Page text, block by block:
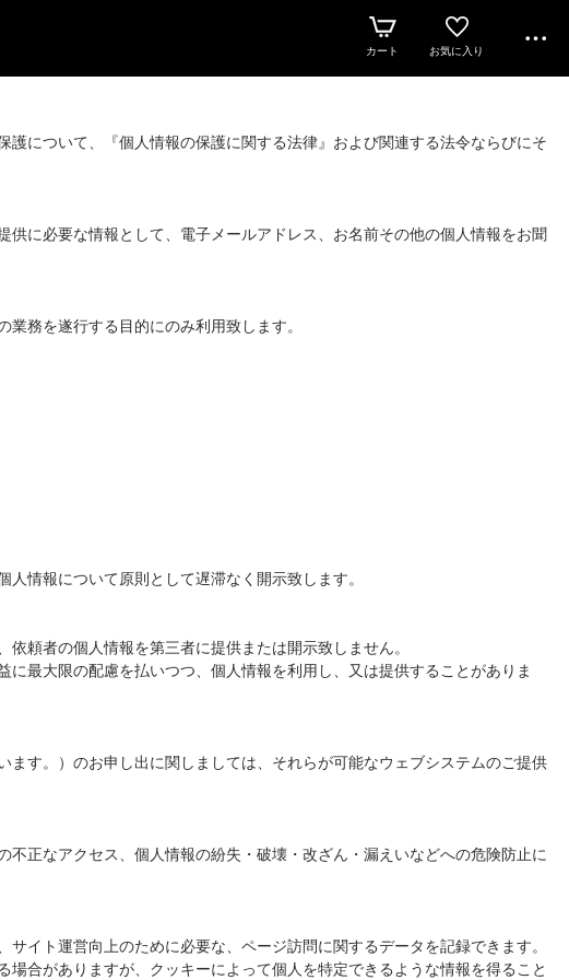
カート お気に入り
について、『個人情報の保護に関する法律』および関連する法令ならびにそ
に必要な情報として、電子メールアドレス、お名前その他の個人情報をお聞
務を遂行する目的にのみ利用致します。
情報について原則として遅滞なく開示致します。
頼者の個人情報を第三者に提供または開示致しません。
最大限の配慮を払いつつ、個人情報を利用し、又は提供することがありま
す。）のお申し出に関しましては、それらが可能なウェブシステムのご提供
正なアクセス、個人情報の紛失・破壊・改ざん・漏えいなどへの危険防止に
イト運営向上のために必要な、ページ訪問に関するデータを記録できます。
合がありますが、クッキーによって個人を特定できるような情報を得ること